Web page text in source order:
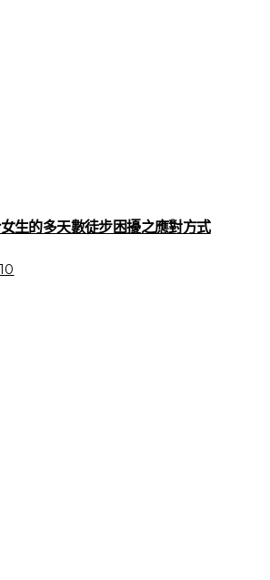
生的多天數徒步困擾之應對方式